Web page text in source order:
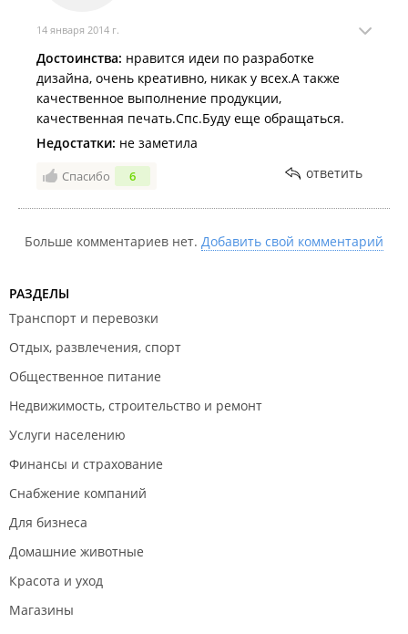
14 января 2014 г.
Достоинства: нравится идеи по разработке
дизайна, очень креативно, никак у всех.А также
качественное выполнение продукции,
качественная печать.Спс.Буду еще обращаться.
Недостатки: не заметила
Спасибо 6 ответить
Больше комментариев нет. Добавить свой комментарий
РАЗДЕЛЫ
Транспорт и перевозки
Отдых, развлечения, спорт
Общественное питание
Недвижимость, строительство и ремонт
Услуги населению
Финансы и страхование
Снабжение компаний
Для бизнеса
Домашние животные
Красота и уход
Магазины